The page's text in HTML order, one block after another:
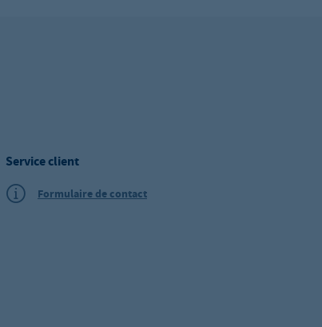
Service client
Formulaire de contact